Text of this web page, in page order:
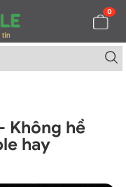
0
Không hề
hay